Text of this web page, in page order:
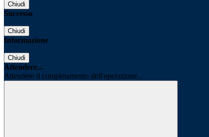
Chiudi
Successo
Chiudi
Informazione
Chiudi
Attendere...
Attendere il completamento dell'operazione...